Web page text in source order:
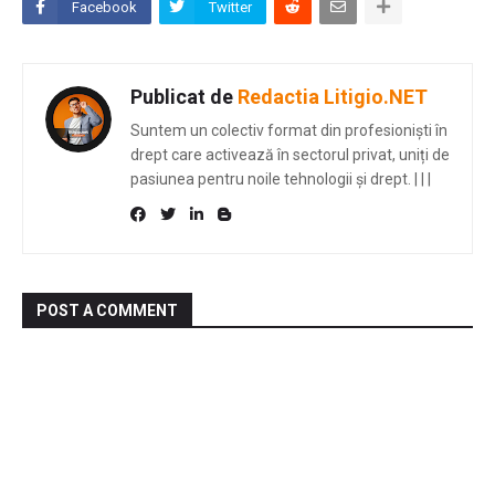
Facebook Twitter
Publicat de Redactia Litigio.NET
Suntem un colectiv format din profesioniști în
drept care activează în sectorul privat, uniți de
pasiunea pentru noile tehnologii și drept. | | |
POST A COMMENT